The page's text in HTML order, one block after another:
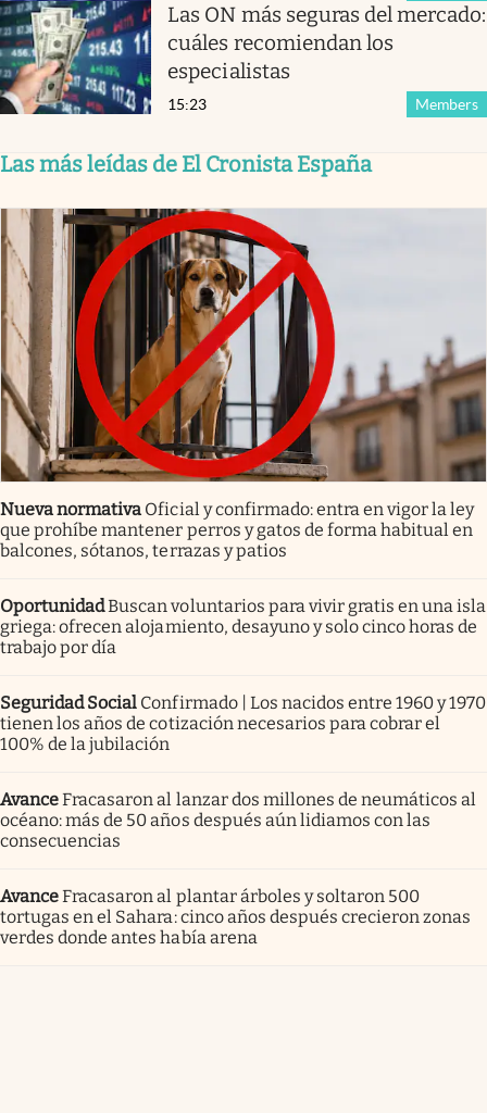
Las ON más seguras del mercado:
cuáles recomiendan los
especialistas
Members
15:23
Las más leídas de El Cronista España
Nueva normativa Oficial y confirmado: entra en vigor la ley
que prohíbe mantener perros y gatos de forma habitual en
balcones, sótanos, terrazas y patios
OportunidadBuscan voluntarios para vivir gratis en una isla
griega: ofrecen alojamiento, desayuno y solo cinco horas de
trabajo por día
Seguridad Social Confirmado | Los nacidos entre 1960 y 1970
tienen los años de cotización necesarios para cobrar el
100% de la jubilación
AvanceFracasaron al lanzar dos millones de neumáticos al
océano: más de 50 años después aún lidiamos con las
consecuencias
AvanceFracasaron al plantar árboles y soltaron 500
tortugas en el Sahara: cinco años después crecieron zonas
verdes donde antes había arena